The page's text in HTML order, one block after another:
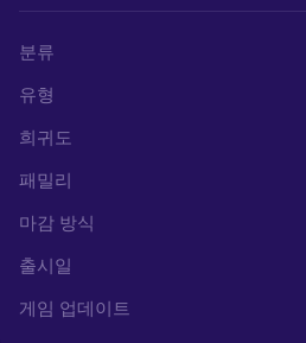
분류
유형
희귀도
패밀리
마감 방식
출시일
게임 업데이트